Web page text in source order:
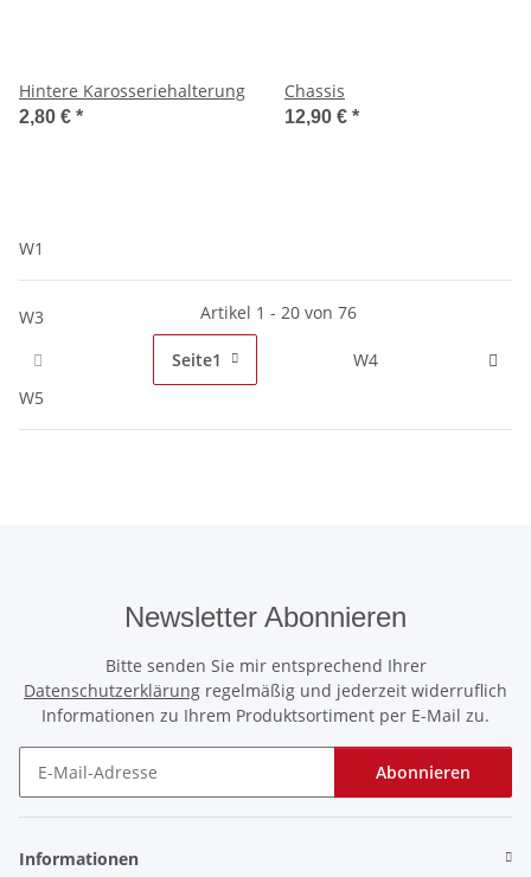
Hintere Karosseriehalterung
2,80 € *
Chassis
12,90 € *
W1
W3 Artikel 1 - 20 von 76
Seite1
W4
W5
Newsletter Abonnieren
Bitte senden Sie mir entsprechend Ihrer
Datenschutzerklärung regelmäßig und jederzeit widerruflich
Informationen zu Ihrem Produktsortiment per E-Mail zu.
Abonnieren
Informationen